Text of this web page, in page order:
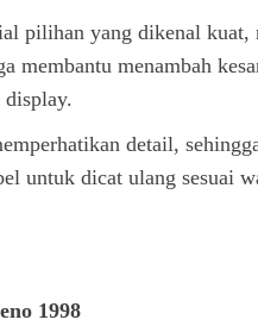
pilihan yang dikenal
menambah
display.
detail,
untuk dicat ulang sesuai
1998